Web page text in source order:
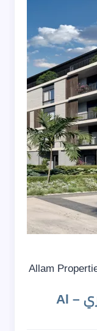
شركة المراسم للتطوير العقاري – Al